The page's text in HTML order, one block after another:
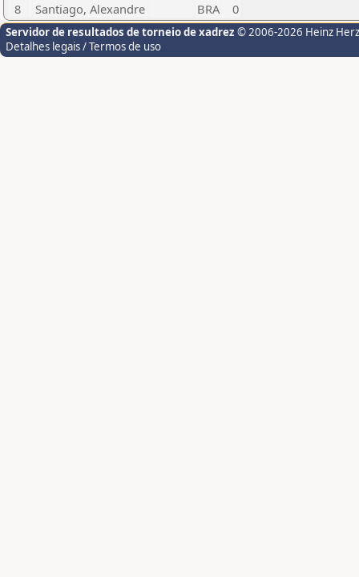
8
Santiago, Alexandre BRA 0
Servidor de resultados de torneio de xadrez © 2006-2026 Heinz
Detalhes legais / Termos de uso